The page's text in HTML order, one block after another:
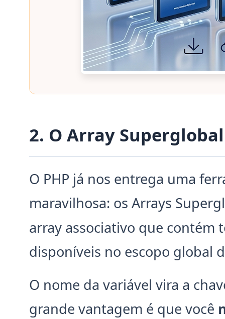
2. O Array
O PHP já nos entrega uma
maravilhosa: os Arrays
array associativo que contém
disponíveis no escopo global
O nome da variável vira a
grande vantagem é que você